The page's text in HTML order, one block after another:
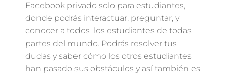
Facebook privado solo para estudiantes,
donde podrás interactuar, preguntar, y
conocer a todos los estudiantes de todas
partes del mundo. Podrás resolver tus
dudas y saber cómo los otros estudiantes
han pasado sus obstáculos y así también es